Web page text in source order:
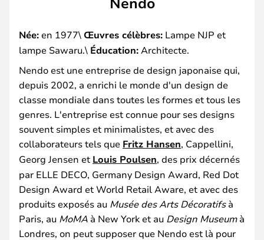
Née:en 1977\ Œuvres célèbres: Lampe NJP et
lampe Sawaru.\ Éducation: Architecte.
Nendo est une entreprise de design japonaise qui,
depuis 2002, a enrichi le monde d'un design de
classe mondiale dans toutes les formes et tous les
genres. L'entreprise est connue pour ses designs
souvent simples et minimalistes, et avec des
collaborateurs tels que Fritz Hansen, Cappellini,
Georg Jensen et Louis Poulsen, des prix décernés
par ELLE DECO, Germany Design Award, Red Dot
Design Award et World Retail Aware, et avec des
produits exposés au Musée des Arts Décoratifsà
Paris, au MoMA à New York et au Design Museumà
Londres, on peut supposer que Nendo est là pour